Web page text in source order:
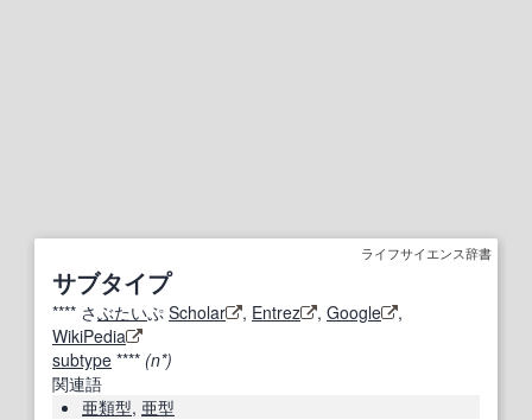
ライフサイエンス辞書
サブタイプ
**** さぶたいぷ Scholar , Entrez , Google
,
WikiPedia
subtype **** (n*)
関連語
亜類型, 亜型